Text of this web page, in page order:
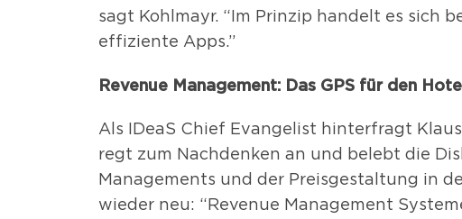
sagt Kohlmayr. “Im Prinzip handelt es sich
effiziente Apps.”
Revenue Management: Das GPS für den
Als IDeaS Chief Evangelist hinterfragt
regt zum Nachdenken an und belebt die
Managements und der Preisgestaltung in
wieder neu: “Revenue Management